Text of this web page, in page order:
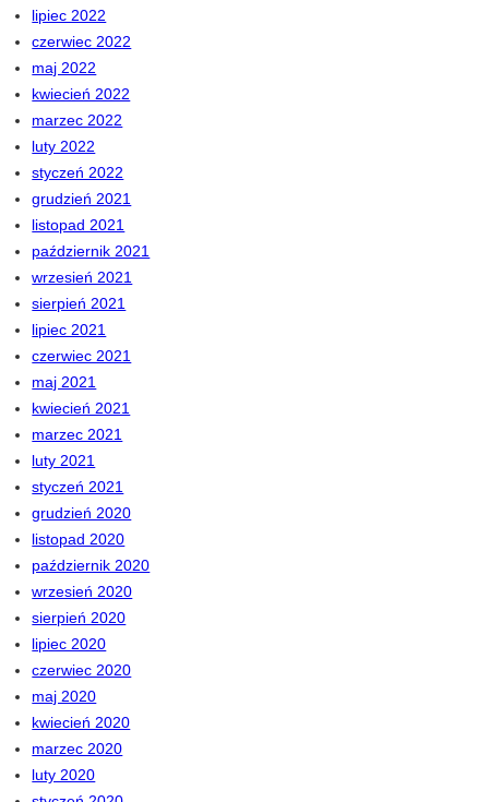
lipiec 2022
czerwiec 2022
maj 2022
kwiecień 2022
marzec 2022
luty 2022
styczeń 2022
grudzień 2021
listopad 2021
październik 2021
wrzesień 2021
sierpień 2021
lipiec 2021
czerwiec 2021
maj 2021
kwiecień 2021
marzec 2021
luty 2021
styczeń 2021
grudzień 2020
listopad 2020
październik 2020
wrzesień 2020
sierpień 2020
lipiec 2020
czerwiec 2020
maj 2020
kwiecień 2020
marzec 2020
luty 2020